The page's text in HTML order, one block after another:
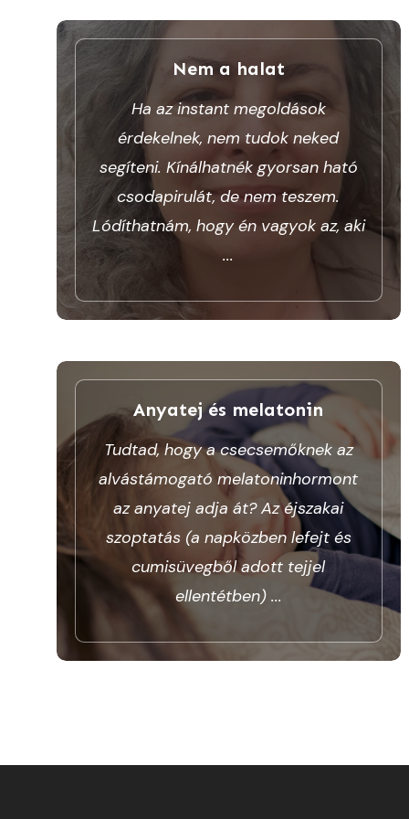
Nem a halat
Ha az instant megoldások
érdekelnek, nem tudok neked
segíteni. Kínálhatnék gyorsan ható
csodapirulát, de nem teszem.
Lódíthatnám, hogy én vagyok az, aki
...
Anyatej és melatonin
Tudtad, hogy a csecsemőknek az
alvástámogató melatoninhormont
az anyatej adja át? Az éjszakai
szoptatás (a napközben lefejt és
cumisüvegből adott tejjel
ellentétben) ...